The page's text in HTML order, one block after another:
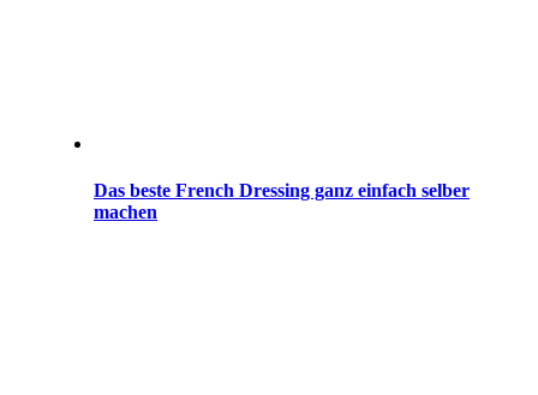
Das beste French Dressing ganz einfach selber
machen